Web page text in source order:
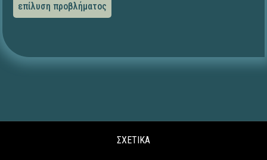
επίλυση προβλήματος
ΣΧΕΤΙΚΑ